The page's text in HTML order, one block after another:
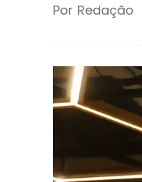
Por Redação